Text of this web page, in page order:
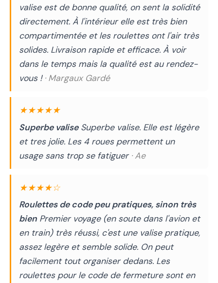
valise est de bonne qualité, on sent la solidité
directement. À l'intérieur elle est très bien
compartimentée et les roulettes ont l'air très
solides. Livraison rapide et efficace. À voir
dans le temps mais la qualité est au rendez-
vous ! · Margaux Gardé
★★★★★
Superbe valiseSuperbe valise. Elle est légère
et tres jolie. Les 4 roues permettent un
usage sans trop se fatiguer · Ae
★★★★☆
Roulettes de code peu pratiques, sinon très
bien Premier voyage (en soute dans l'avion et
en train) très réussi, c'est une valise pratique,
assez legère et semble solide. On peut
facilement tout organiser dedans. Les
roulettes pour le code de fermeture sont en